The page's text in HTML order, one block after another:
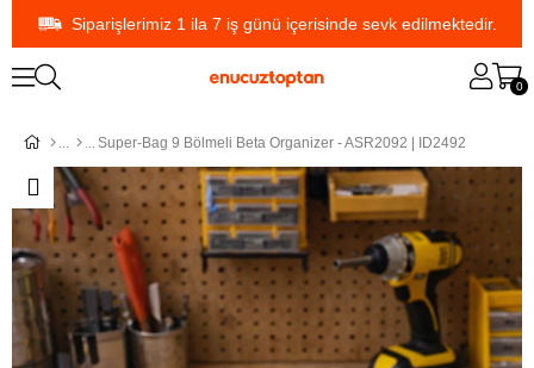
Siparişlerimiz 1 ila 7 iş günü içerisinde sevk edilmektedir.
0
Super-Bag 9 Bölmeli Beta Organizer - ASR2092 | ID2492